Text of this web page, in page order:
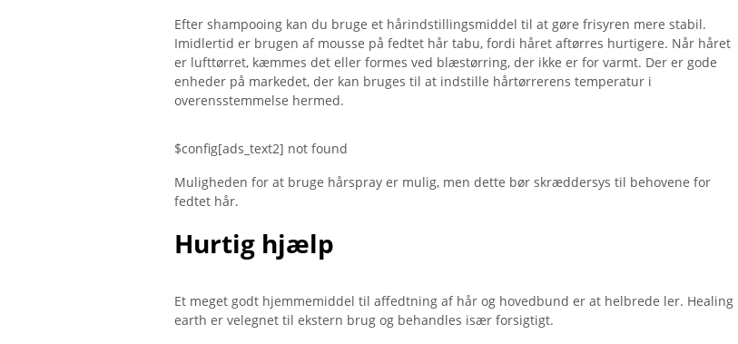
Efter shampooing kan du bruge et hårindstillingsmiddel til at gøre frisyren mere stabil.
Imidlertid er brugen af ​​mousse på fedtet hår tabu, fordi håret aftørres hurtigere. Når håret
er lufttørret, kæmmes det eller formes ved blæstørring, der ikke er for varmt. Der er gode
enheder på markedet, der kan bruges til at indstille hårtørrerens temperatur i
overensstemmelse hermed.
$config[ads_text2] not found
Muligheden for at bruge hårspray er mulig, men dette bør skræddersys til behovene for
fedtet hår.
Hurtig hjælp
Et meget godt hjemmemiddel til affedtning af hår og hovedbund er at helbrede ler. Healing
earth er velegnet til ekstern brug og behandles især forsigtigt.